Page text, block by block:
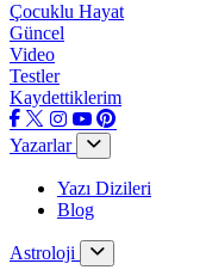
Çocuklu Hayat
Güncel
Video
Testler
Kaydettiklerim
Yazarlar
Yazı Dizileri
Blog
Astroloji